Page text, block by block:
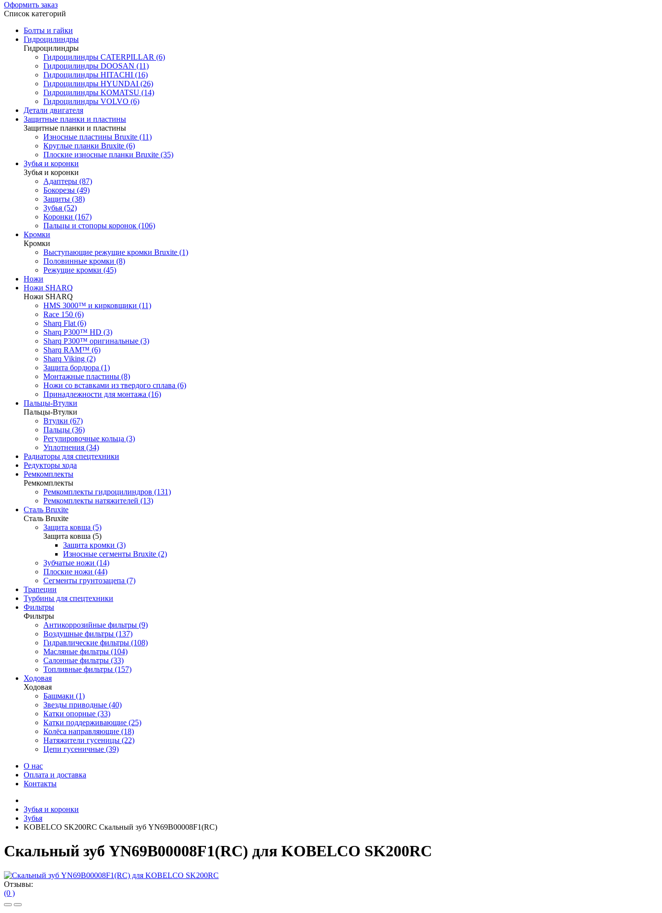
Оформить заказ
Список категорий
Болты и гайки
Гидроцилиндры
Гидроцилиндры
Гидроцилиндры CATERPILLAR (6)
Гидроцилиндры DOOSAN (11)
Гидроцилиндры HITACHI (16)
Гидроцилиндры HYUNDAI (26)
Гидроцилиндры KOMATSU (14)
Гидроцилиндры VOLVO (6)
Детали двигателя
Защитные планки и пластины
Защитные планки и пластины
Износные пластины Bruxite (11)
Круглые планки Bruxite (6)
Плоские износные планки Bruxite (35)
Зубья и коронки
Зубья и коронки
Адаптеры (87)
Бокорезы (49)
Защиты (38)
Зубья (52)
Коронки (167)
Пальцы и стопоры коронок (106)
Кромки
Кромки
Выступающие режущие кромки Bruxite (1)
Половинные кромки (8)
Режущие кромки (45)
Ножи
Ножи SHARQ
Ножи SHARQ
HMS 3000™ и кирковщики (11)
Race 150 (6)
Sharq Flat (6)
Sharq P300™ HD (3)
Sharq P300™ оригинальные (3)
Sharq RAM™ (6)
Sharq Viking (2)
Защита бордюра (1)
Монтажные пластины (8)
Ножи со вставками из твердого сплава (6)
Принадлежности для монтажа (16)
Пальцы-Втулки
Пальцы-Втулки
Втулки (67)
Пальцы (36)
Регулировочные кольца (3)
Уплотнения (34)
Радиаторы для спецтехники
Редукторы хода
Ремкомплекты
Ремкомплекты
Ремкомплекты гидроцилиндров (131)
Ремкомплекты натяжителей (13)
Сталь Bruxite
Сталь Bruxite
Защита ковша (5)
Защита ковша (5)
Защита кромки (3)
Износные сегменты Bruxite (2)
Зубчатые ножи (14)
Плоские ножи (44)
Сегменты грунтозацепа (7)
Трапеции
Турбины для спецтехники
Фильтры
Фильтры
Антикоррозийные фильтры (9)
Воздушные фильтры (137)
Гидравлические фильтры (108)
Масляные фильтры (104)
Салонные фильтры (33)
Топливные фильтры (157)
Ходовая
Ходовая
Башмаки (1)
Звезды приводные (40)
Катки опорные (33)
Катки поддерживающие (25)
Колёса направляющие (18)
Натяжители гусеницы (22)
Цепи гусеничные (39)
О нас
Оплата и доставка
Контакты
Зубья и коронки
Зубья
KOBELCO SK200RC Скальный зуб YN69B00008F1(RC)
Скальный зуб YN69B00008F1(RC) для KOBELCO SK200RC
Отзывы:
(0 )